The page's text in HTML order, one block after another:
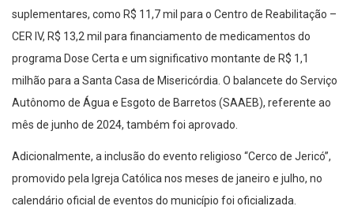
suplementares, como R$ 11,7 mil para o Centro de Reabilitação –
CER IV, R$ 13,2 mil para financiamento de medicamentos do
programa Dose Certa e um significativo montante de R$ 1,1
milhão para a Santa Casa de Misericórdia. O balancete do Serviço
Autônomo de Água e Esgoto de Barretos (SAAEB), referente ao
mês de junho de 2024, também foi aprovado.
Adicionalmente, a inclusão do evento religioso “Cerco de Jericó”,
promovido pela Igreja Católica nos meses de janeiro e julho, no
calendário oficial de eventos do município foi oficializada.